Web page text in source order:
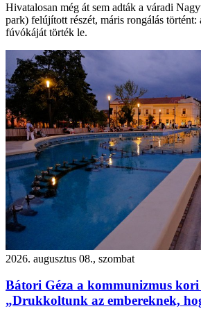
Hivatalosan még át sem adták a váradi
park) felújított részét, máris rongálás
fúvókáját törték le.
2026. augusztus 08., szombat
Bátori Géza a kommunizmus
„Drukkoltunk az embereknek,